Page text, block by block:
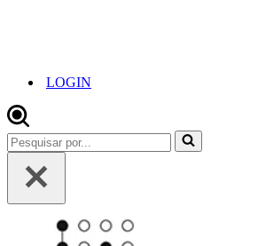
LOGIN
Pesquisar
por...